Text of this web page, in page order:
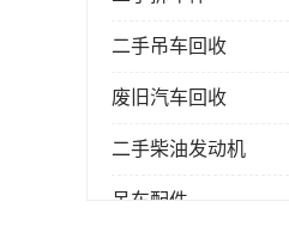
二手吊车回收
废旧汽车回收
二手柴油发动机
吊车配件